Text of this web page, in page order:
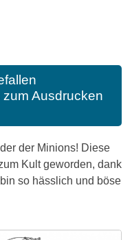
Ausdrucken
der Minions! Diese
Kult geworden, dank
so hässlich und böse